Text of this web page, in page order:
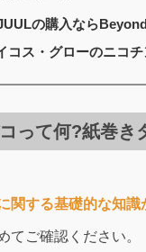
の購入なら
コス・グローのニコ
って何?紙巻き
関する基礎的な知識
てご確認ください。